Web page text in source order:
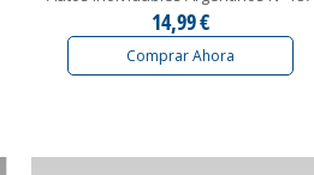
14,99 €
Comprar Ahora